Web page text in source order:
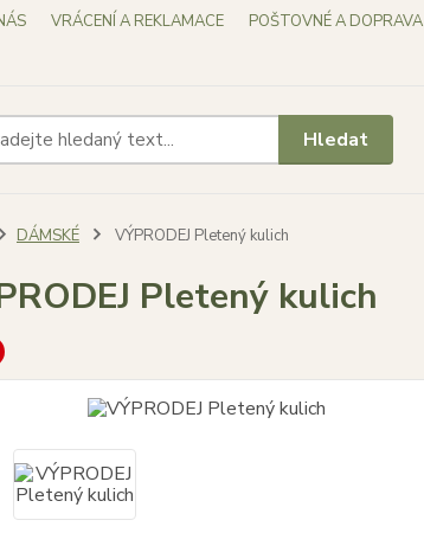
VRÁCENÍ A REKLAMACE POŠTOVNÉ A DOPRAVA
Hledat
DÁMSKÉ VÝPRODEJ Pletený kulich
Pletený kulich